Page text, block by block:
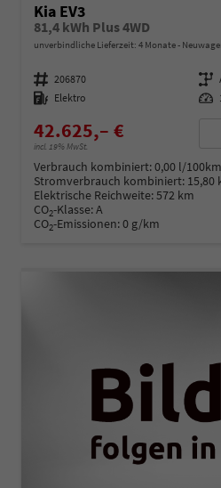
Kia EV3
81,4 kWh Plus 4WD
unverbindliche Lieferzeit: 4 Monate
Fahrzeugnummer 206870 Getriebe
Kraftstoff Elektro Leistung
42.625,– €
incl. 19% MwSt.
Verbrauch kombiniert:0,00 l/100km
Stromverbrauch kombiniert: 15,80
Elektrische Reichweite:572 km
CO2-Klasse:A
CO2-Emissionen:0 g/km